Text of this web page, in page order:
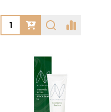
Quantity: